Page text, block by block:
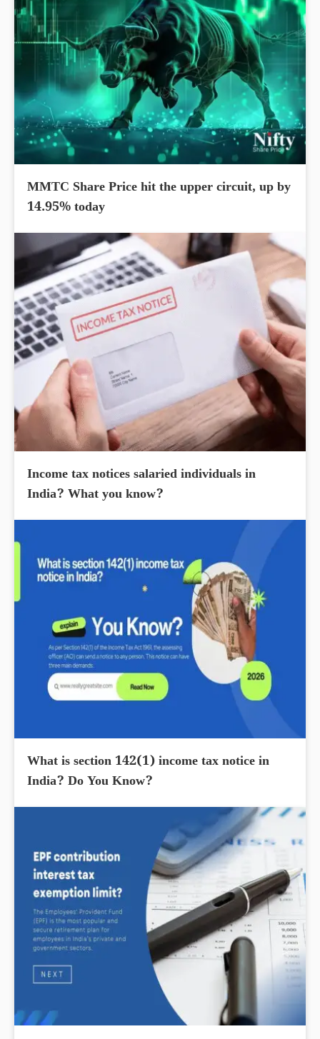
MMTC Share Price hit the upper circuit, up by
14.95% today
Income tax notices salaried individuals in
India? What you know?
What is section 142(1) income tax notice in
India? Do You Know?